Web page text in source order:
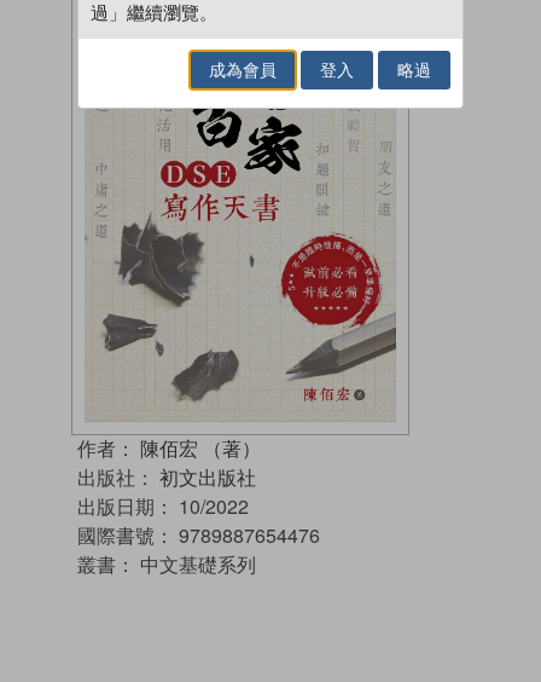
作者： 陳佰宏 （著）
出版社： 初文出版社
出版日期： 10/2022
國際書號： 9789887654476
叢書： 中文基礎系列
過」繼續瀏覽。
成為會員 登入 略過